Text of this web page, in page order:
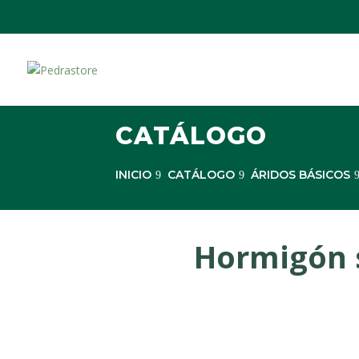
CATÁLOGO
INICIO CATÁLOGO ÁRIDOS BÁSICOS
Hormigón